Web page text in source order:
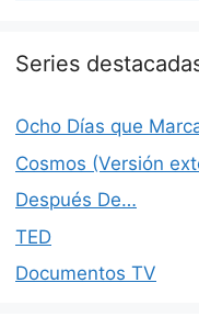
Series
Ocho Días que
Cosmos (Versión
Después De…
TED
Documentos TV